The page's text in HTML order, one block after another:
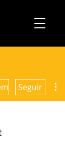
Seguir